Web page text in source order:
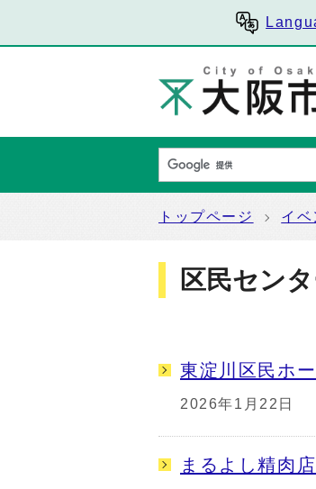
トップページ イベ
区民セン
東淀川区民ホ
2026年1月22日
まるよし精肉